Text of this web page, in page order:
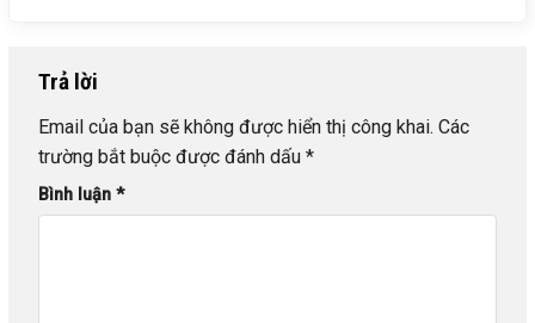
Trả lời
Email của bạn sẽ không được hiển thị công khai. Các
trường bắt buộc được đánh dấu *
Bình luận *